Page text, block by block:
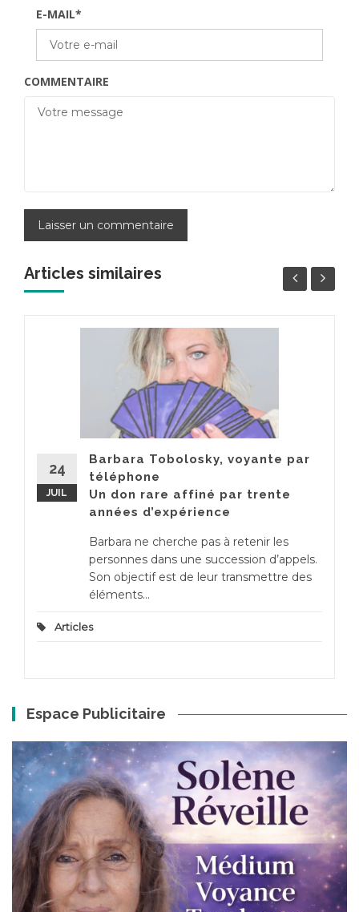
E-MAIL*
COMMENTAIRE
Articles similaires
24
JUIL
Barbara Tobolosky, voyante par
téléphone
Un don rare affiné par trente
années d’expérience
Barbara ne cherche pas à retenir les
personnes dans une succession d’appels.
Son objectif est de leur transmettre des
éléments...
Articles
Espace Publicitaire